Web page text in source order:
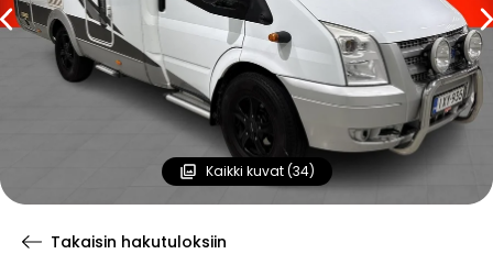
Kaikki kuvat (34)
Takaisin hakutuloksiin